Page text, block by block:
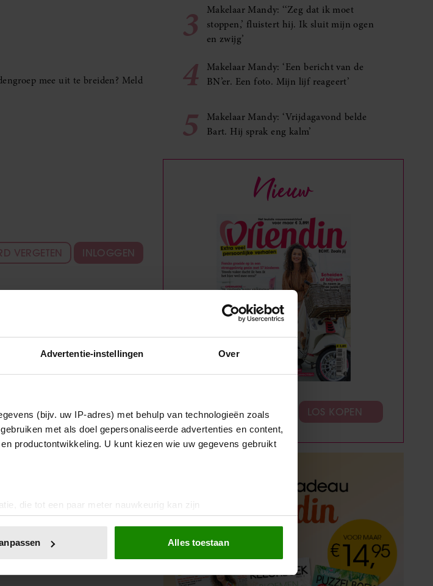
Advertentie-instellingen Over
(bijv. uw IP-adres) met behulp van technologieën zoals
met als doel gepersonaliseerde advertenties en content,
productontwikkeling. U kunt kiezen wie uw gegevens gebruikt
die tot een paar meter nauwkeurig kan zijn
op specifieke eigenschappen (fingerprinting)
om functies voor social media te bieden en om ons
Alles toestaan
mee uit te breiden? Meld
VERGETEN INLOGGEN
3
Makelaar Mandy: ‘‘Zeg dat ik moet
stoppen,’ fluistert hij. Ik sluit mijn ogen
en zwijg’
4
Makelaar Mandy: ‘Een bericht van de
BN’er. Een foto. Mijn lijf reageert’
5
Makelaar Mandy: ‘Vrijdagavond belde
Bart. Hij sprak eng kalm’
Nieuw
ABONNEREN LOS KOPEN